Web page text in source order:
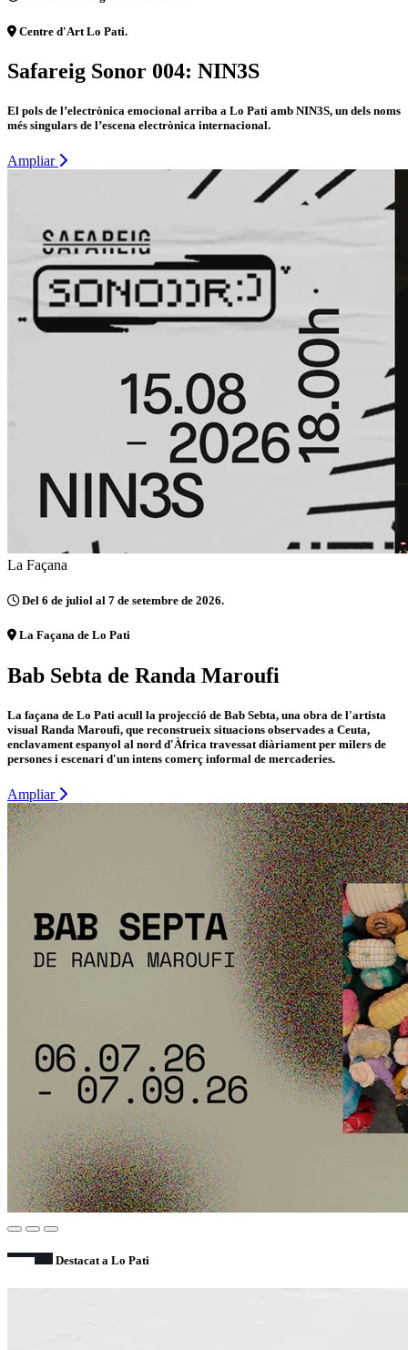
Centre d'Art Lo Pati.
Safareig Sonor 004: NIN3S
El pols de l’electrònica emocional arriba a Lo Pati amb NIN3S, un dels noms
més singulars de l’escena electrònica internacional.
Ampliar
La Façana
Del 6 de juliol al 7 de setembre de 2026.
La Façana de Lo Pati
Bab Sebta de Randa Maroufi
La façana de Lo Pati acull la projecció de Bab Sebta, una obra de l'artista
visual Randa Maroufi, que reconstrueix situacions observades a Ceuta,
enclavament espanyol al nord d'Àfrica travessat diàriament per milers de
persones i escenari d'un intens comerç informal de mercaderies.
Ampliar
Destacat a Lo Pati